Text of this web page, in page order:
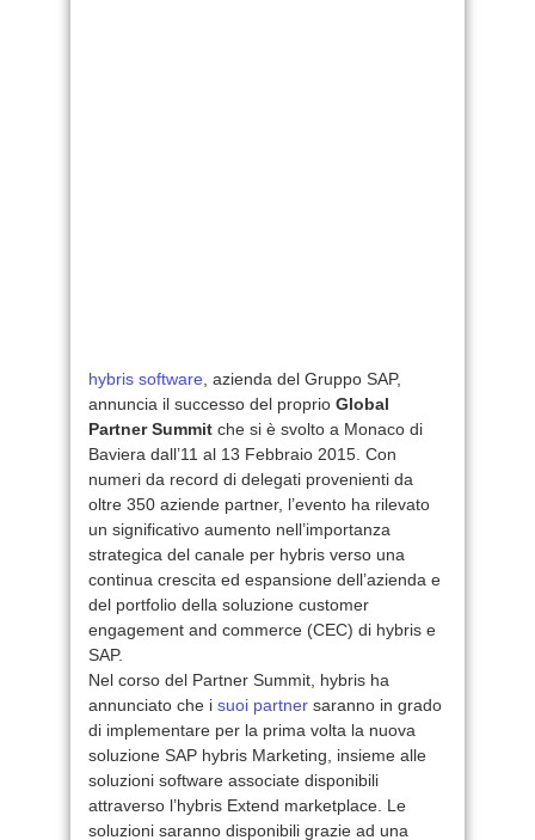
hybris software , azienda del Gruppo SAP,
annuncia il successo del proprio Global
Partner Summit che si è svolto a Monaco di
Baviera dall’11 al 13 Febbraio 2015. Con
numeri da record di delegati provenienti da
oltre 350 aziende partner, l’evento ha rilevato
un significativo aumento nell’importanza
strategica del canale per hybris verso una
continua crescita ed espansione dell’azienda e
del portfolio della soluzione customer
engagement and commerce (CEC) di hybris e
SAP.
Nel corso del Partner Summit, hybris ha
annunciato che i suoi partner saranno in grado
di implementare per la prima volta la nuova
soluzione SAP hybris Marketing, insieme alle
soluzioni software associate disponibili
attraverso l’hybris Extend marketplace. Le
soluzioni saranno disponibili grazie ad una